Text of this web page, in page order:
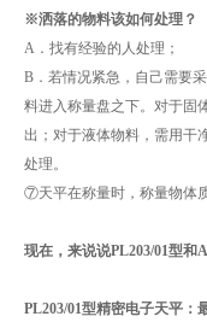
※洒落的物料该如何处理？
A．找有经验的人处理；
B．若情况紧急，自己需要
料进入称量盘之下。对于固
出；对于液体物料，需用干
处理。
⑦天平在称量时，称量物体
现在，来说说PL203/01型和
PL203/01型精密电子天平：